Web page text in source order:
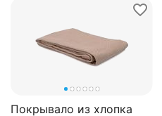
Покрывало из хлопка